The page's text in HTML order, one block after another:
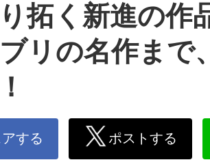
拓く新進の作
リの名作まで
する ポストする